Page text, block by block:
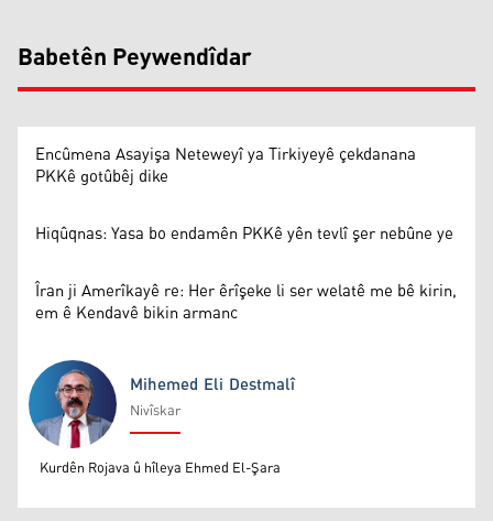
Babetên Peywendîdar
Encûmena Asayişa Neteweyî ya Tirkiyeyê çekdanana
PKKê gotûbêj dike
Hiqûqnas: Yasa bo endamên PKKê yên tevlî şer nebûne ye
Îran ji Amerîkayê re: Her êrîşeke li ser welatê me bê kirin,
em ê Kendavê bikin armanc
Mihemed Eli Destmalî
Mihemed Eli Destmalî
Nivîskar
Kurdên Rojava û hîleya Ehmed El-Şara